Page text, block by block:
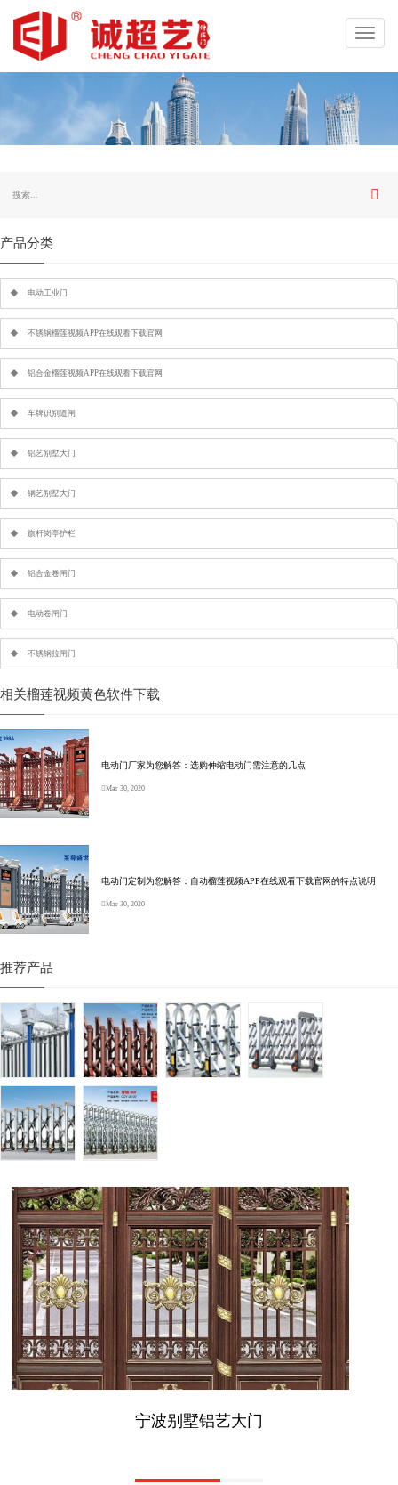
宁波别墅铝艺大门
产品分类
电动工业门
不锈钢榴莲视频APP在线观看下载官网
铝合金榴莲视频APP在线观看下载官网
车牌识别道闸
铝艺别墅大门
钢艺别墅大门
旗杆岗亭护栏
铝合金卷闸门
电动卷闸门
不锈钢拉闸门
相关榴莲视频黄色软件下载
电动门厂家为您解答：选购伸缩电动门需注意的几点
Mar 30, 2020
电动门定制为您解答：自动榴莲视频APP在线观看下载官网的特点说明
Mar 30, 2020
推荐产品